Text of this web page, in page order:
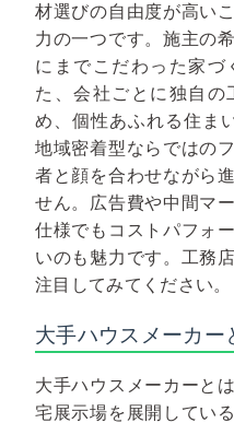
材選びの自由度が高い
力の一つです。施主の
にまでこだわった家づ
た、会社ごとに独自の
め、個性あふれる住ま
地域密着型ならではの
者と顔を合わせながら
せん。広告費や中間マ
仕様でもコストパフォ
いのも魅力です。工務
注目してみてください。
大手ハウスメーカー
大手ハウスメーカーと
宅展示場を展開してい